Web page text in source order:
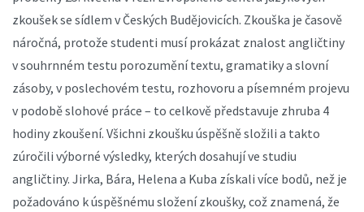
zkoušek se sídlem v Českých Budějovicích. Zkouška je časově
náročná, protože studenti musí prokázat znalost angličtiny
v souhrnném testu porozumění textu, gramatiky a slovní
zásoby, v poslechovém testu, rozhovoru a písemném projevu
v podobě slohové práce – to celkově představuje zhruba 4
hodiny zkoušení. Všichni zkoušku úspěšně složili a takto
zúročili výborné výsledky, kterých dosahují ve studiu
angličtiny. Jirka, Bára, Helena a Kuba získali více bodů, než je
požadováno k úspěšnému složení zkoušky, což znamená, že